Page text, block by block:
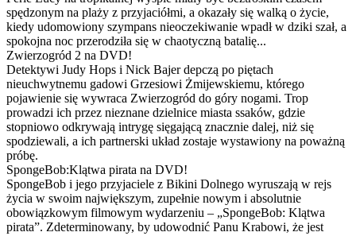
spędzonym na plaży z przyjaciółmi, a okazały się walką o życie,
kiedy udomowiony szympans nieoczekiwanie wpadł w dziki szał, a
spokojna noc przerodziła się w chaotyczną batalię...
Zwierzogród 2 na DVD!
Detektywi Judy Hops i Nick Bajer depczą po piętach
nieuchwytnemu gadowi Grzesiowi Żmijewskiemu, którego
pojawienie się wywraca Zwierzogród do góry nogami. Trop
prowadzi ich przez nieznane dzielnice miasta ssaków, gdzie
stopniowo odkrywają intrygę sięgającą znacznie dalej, niż się
spodziewali, a ich partnerski układ zostaje wystawiony na poważną
próbę.
SpongeBob:Klątwa pirata na DVD!
SpongeBob i jego przyjaciele z Bikini Dolnego wyruszają w rejs
życia w swoim największym, zupełnie nowym i absolutnie
obowiązkowym filmowym wydarzeniu – „SpongeBob: Klątwa
pirata”. Zdeterminowany, by udowodnić Panu Krabowi, że jest